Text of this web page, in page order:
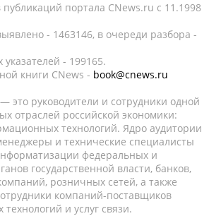
портала CNews.ru c 11.1998
- 1463146, в очереди разбора -
- 199165.
книги CNews - book@cnews.ru
это руководители и сотрудники одной
отраслей российской экономики:
технологий. Ядро аудитории
и технические специалисты
федеральных и
государственной власти, банков,
розничных сетей, а также
компаний-поставщиков
и услуг связи.